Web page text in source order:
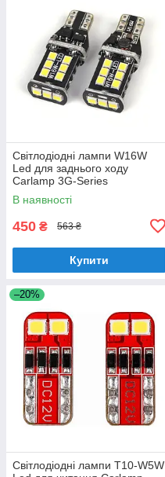
Світлодіодні лампи W16W
Led для заднього ходу
Carlamp 3G-Series
(T15(W16W)-W)
В наявності
450 ₴ 563 ₴
Купити
–20%
Світлодіодні лампи T10-W5W